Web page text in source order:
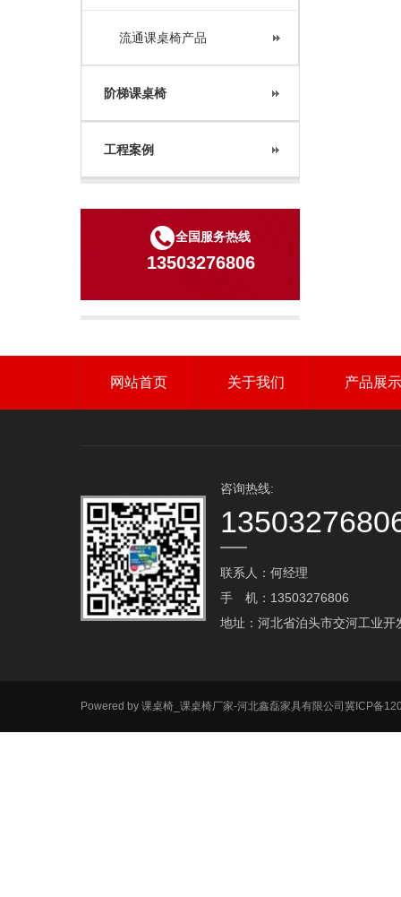
流通课桌椅产品
阶梯课桌椅
工程案例
全国服务热线
13503276806
网站首页 关于我们 产品展示
咨询热线:
联系人：何经理
手 机：13503276806
地址：河北省泊头市交河工业开
Powered by 课桌椅_课桌椅厂家-河北鑫磊家具有限公司 冀ICP备